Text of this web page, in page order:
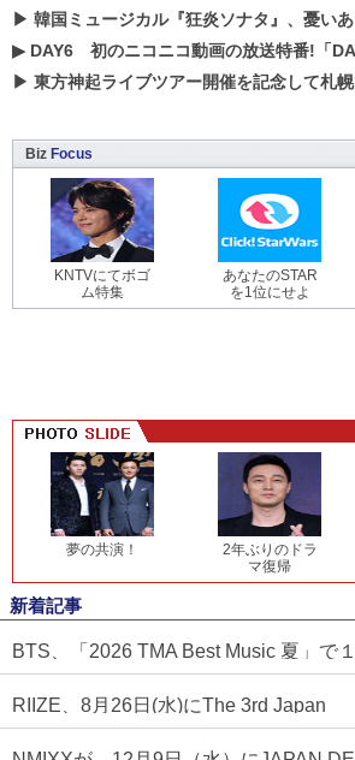
▶ 韓国ミュージカル『狂炎ソナタ』、憂いある​ビジュアル初公開!! 主役リョウ
▶ DAY6 初のニコニコ動画の放送特番!「DAY6 JAPAN 1st ALBUM「UNLOCK」
▶ 東方神起ライブツアー開催を記念して札幌で展示
Biz Focus
KNTVにてボゴ
ム特集
あなたのSTAR
を1位にせよ
夢の共演！
2年ぶりのドラ
マ復帰
新着記事
BTS、「2026 TMA Best Music 夏」で
RIIZE、8月26日(水)にThe 3rd Japan